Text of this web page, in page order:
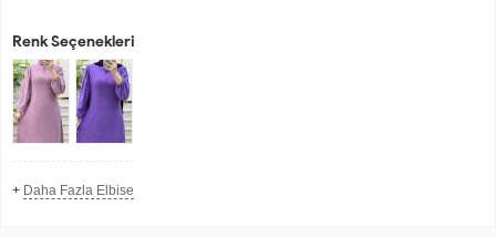
Renk Seçenekleri
+ Daha Fazla Elbise